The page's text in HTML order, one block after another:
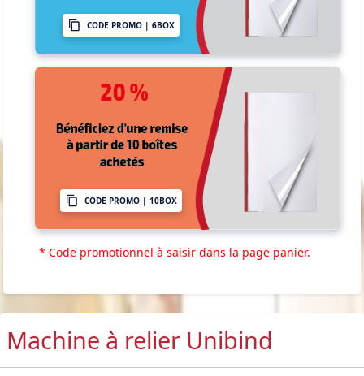
CODE PROMO | 6BOX
CODE PROMO | 10BOX
* Code promotionnel à saisir dans la page panier.
Machine à relier Unibind